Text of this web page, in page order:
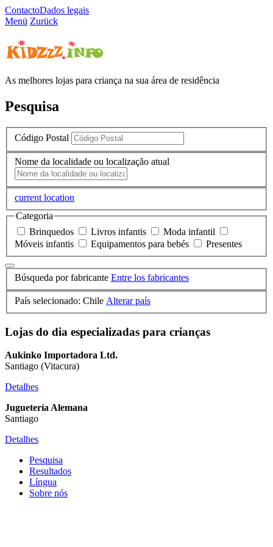
ContactoDados legais
Menü Zurück
As melhores lojas para criança na sua área de residência
Pesquisa
Código Postal
Nome da localidade ou localização atual
current location
Categoria
Brinquedos
Livros infantis
Moda infantil
Móveis infantis
Equipamentos para bebés Presentes
Búsqueda por fabricante Entre los fabricantes
País selecionado: Chile Alterar país
Lojas do dia especializadas para crianças
Aukinko Importadora Ltd.
Santiago (Vitacura)
Detalhes
Juguetería Alemana
Santiago
Detalhes
Pesquisa
Resultados
Língua
Sobre nós